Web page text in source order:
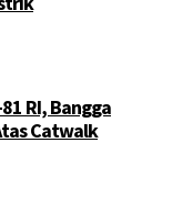
RI, Bangga
Catwalk